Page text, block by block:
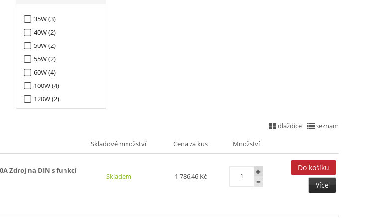
35W (3)
40W (2)
50W (2)
55W (2)
60W (4)
100W (4)
120W (2)
240W (3)
dlaždice seznam
Skladové množství Cena za kus Množství
Zdroj na DIN s funkcí
Skladem 1 786,46 Kč
Více